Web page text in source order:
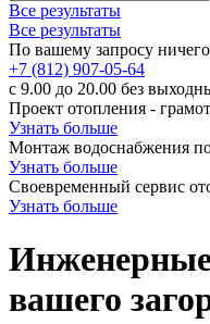
Все результаты
Все результаты
По вашему запросу
+7 (812) 907-05-64
с 9.00 до 20.00 без
Проект отопления -
Узнать больше
Монтаж водоснабжения
Узнать больше
Своевременный сервис
Узнать больше
вашего